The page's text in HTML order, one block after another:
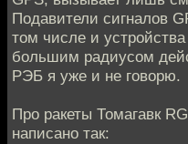
Подавители сигналов
том числе и
большим радиусом
РЭБ я уже и не говорю.
Про ракеты Томагавк
написано так: